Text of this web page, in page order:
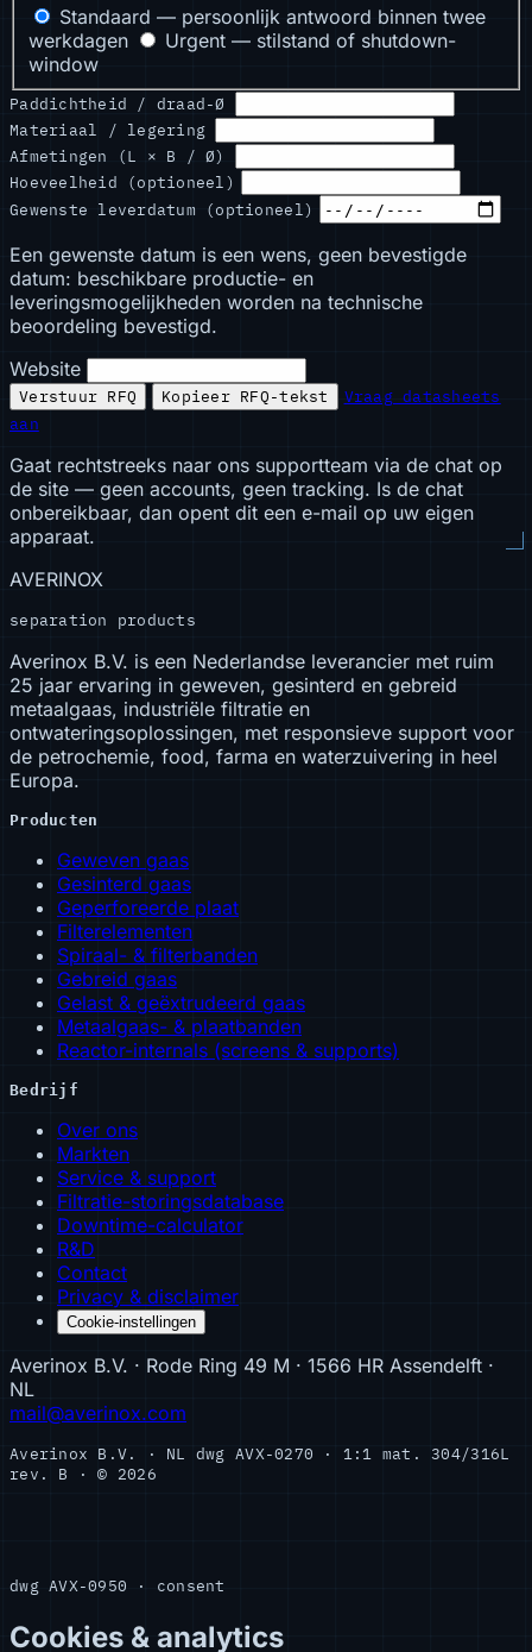
Standaard — persoonlijk antwoord binnen twee
werkdagen
Urgent — stilstand of shutdown-
window
Paddichtheid / draad-Ø
Materiaal / legering
Afmetingen (L × B / Ø)
Hoeveelheid (optioneel)
Gewenste leverdatum (optioneel)
Een gewenste datum is een wens, geen bevestigde
datum: beschikbare productie- en
leveringsmogelijkheden worden na technische
beoordeling bevestigd.
Website
Verstuur RFQ Kopieer RFQ-tekst
Vraag datasheets
aan
Gaat rechtstreeks naar ons supportteam via de chat op
de site — geen accounts, geen tracking. Is de chat
onbereikbaar, dan opent dit een e-mail op uw eigen
apparaat.
AVERINOX
separation products
Averinox B.V. is een Nederlandse leverancier met ruim
25 jaar ervaring in geweven, gesinterd en gebreid
metaalgaas, industriële filtratie en
ontwateringsoplossingen, met responsieve support voor
de petrochemie, food, farma en waterzuivering in heel
Europa.
Producten
Geweven gaas
Gesinterd gaas
Geperforeerde plaat
Filterelementen
Spiraal- & filterbanden
Gebreid gaas
Gelast & geëxtrudeerd gaas
Metaalgaas- & plaatbanden
Reactor-internals (screens & supports)
Bedrijf
Over ons
Markten
Service & support
Filtratie-storingsdatabase
Downtime-calculator
R&D
Contact
Privacy & disclaimer
Cookie-instellingen
Averinox B.V. · Rode Ring 49 M · 1566 HR Assendelft ·
NL
mail@averinox.com
Averinox B.V. · NL dwg AVX-0270 · 1:1 mat. 304/316L
rev. B · © 2026
dwg AVX-0950 · consent
Cookies & analytics